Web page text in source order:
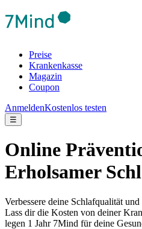
Preise
Krankenkasse
Magazin
Coupon
AnmeldenKostenlos testen
☰
Online
Erholsamer
Verbessere deine Schlafqualität
Lass dir die Kosten von deiner
legen 1 Jahr 7Mind für deine